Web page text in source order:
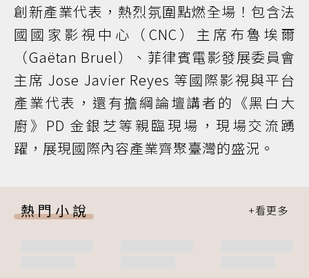
創新產業代表，熱烈氛圍點燃全場！包含法
國國家影視中心（CNC）主席布魯埃爾
（Gaëtan Bruel）、菲律賓電影發展委員會
主席 Jose Javier Reyes 等國際影視與平台
產業代表，還有擔綱論壇講者的《黑白大
廚》PD 金銀芝等親臨現場，現場交流踴
躍，展現國際內容產業齊聚臺灣的盛況。
熱門小說